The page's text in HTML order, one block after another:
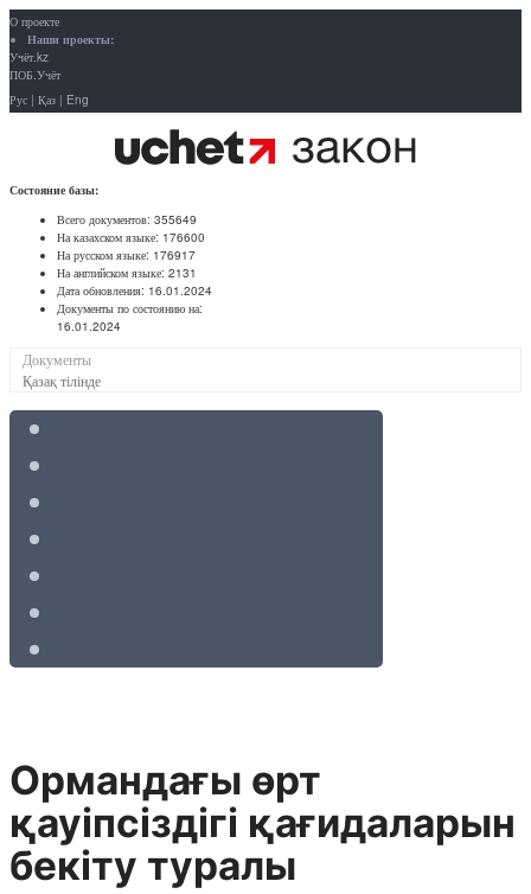
О проекте
Наши проекты:
Учёт.kz
ПОБ.Учёт
Рус | Қаз | Eng
Состояние базы:
Всего документов: 355649
На казахском языке: 176600
На русском языке: 176917
На английском языке: 2131
Дата обновления: 16.01.2024
Документы по состоянию на:
16.01.2024
Документы
Қазақ тілінде
Ормандағы өрт
қауіпсіздігі қағидаларын
бекіту туралы